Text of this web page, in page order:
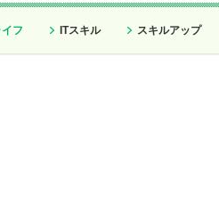
フ ITスキル スキルアップ